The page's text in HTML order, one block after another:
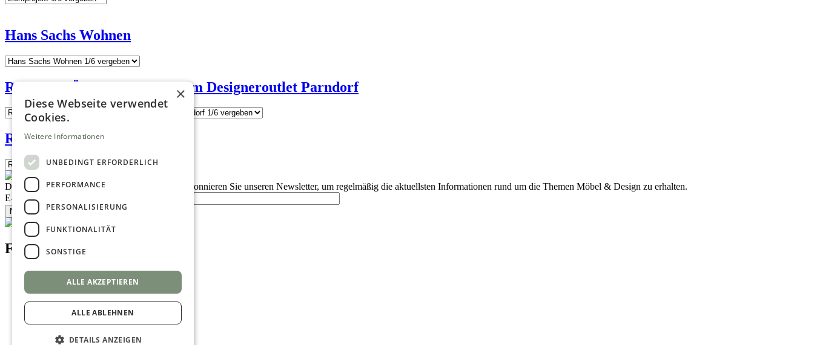
Hans Sachs Wohnen
Rosenthal Österreich – Shop im Designeroutlet Parndorf
Robert Karolyi
Description Bleiben Sie auf dem Laufenden
Abonnieren Sie unseren Newsletter, um regelmäßig die aktuellsten Informationen rund um die Themen Möbel & Design zu erhalten.
E-Mail
Newsletter bestellen
Footer menu (DE)
Datenschutzrichtlinien
Nutzungsbedingungen
Kontakt
Mediadaten
Newsletter
×
Diese Webseite verwendet
Cookies.
Weitere Informationen
UNBEDINGT ERFORDERLICH
PERFORMANCE
PERSONALISIERUNG
FUNKTIONALITÄT
SONSTIGE
ALLE AKZEPTIEREN
ALLE ABLEHNEN
DETAILS ANZEIGEN